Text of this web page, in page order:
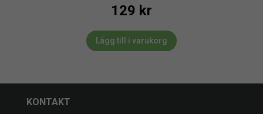
129 kr
Lägg till i varukorg
KONTAKT